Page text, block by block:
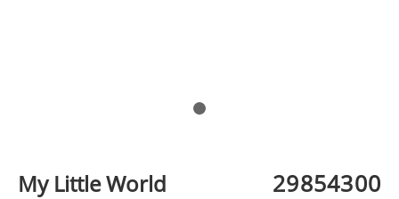
My Little World 29854300